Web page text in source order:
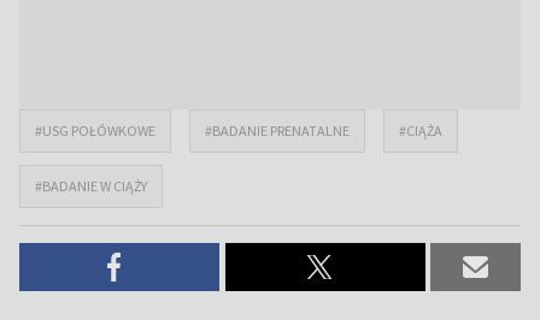
#USG POŁÓWKOWE #BADANIE PRENATALNE #CIĄŻA
#BADANIE W CIĄŻY